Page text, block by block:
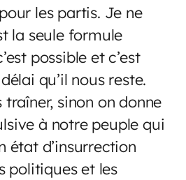
les partis. Je ne
la seule formule
possible et c’est
qu’il nous reste.
traîner, sinon on donne
à notre peuple qui
état d’insurrection
politiques et les